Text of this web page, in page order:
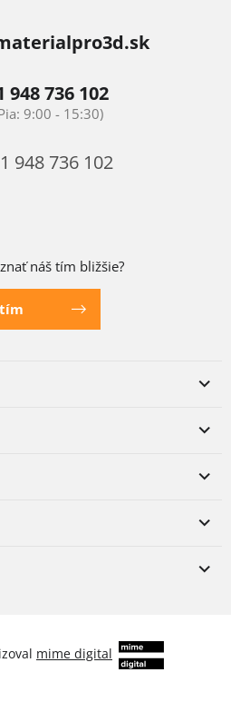
948 736 102
948 736 102
náš tím bližšie?
mime digital